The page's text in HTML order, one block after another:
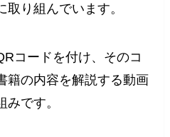
り組んでいます。
コードを付け、そのコ
籍の内容を解説する動画
です。